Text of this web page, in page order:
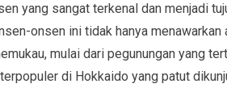
yang sangat terkenal dan menjadi
onsen ini tidak hanya
mulai dari pegunungan yang
di Hokkaido yang patut